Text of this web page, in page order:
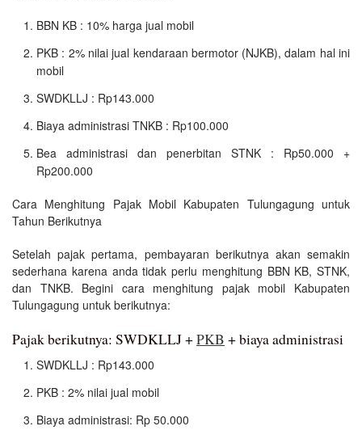
BBN KB : 10% harga jual mobil
PKB : 2% nilai jual kendaraan bermotor (NJKB), dalam hal ini
mobil
SWDKLLJ : Rp143.000
Biaya administrasi TNKB : Rp100.000
Bea administrasi dan penerbitan STNK : Rp50.000 +
Rp200.000
Cara Menghitung Pajak Mobil Kabupaten Tulungagung untuk
Tahun Berikutnya
Setelah pajak pertama, pembayaran berikutnya akan semakin
sederhana karena anda tidak perlu menghitung BBN KB, STNK,
dan TNKB. Begini cara menghitung pajak mobil Kabupaten
Tulungagung untuk berikutnya:
Pajak berikutnya: SWDKLLJ +PKB + biaya administrasi
SWDKLLJ : Rp143.000
PKB : 2% nilai jual mobil
Biaya administrasi: Rp 50.000